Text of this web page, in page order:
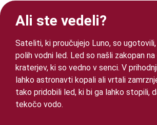
Ali ste vedeli?
Sateliti, ki proučujejo Luno, so ugotovili,
polih vodni led. Led so našli zakopan
kraterjev, ki so vedno v senci. V
lahko astronavti kopali ali vrtali
tako pridobili led, ki bi ga lahko stopili,
tekočo vodo.